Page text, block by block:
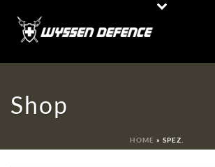
Shop
HOME » SPEZ.